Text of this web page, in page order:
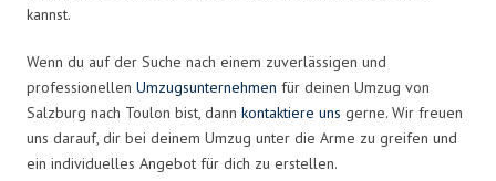
kannst.
Wenn du auf der Suche nach einem zuverlässigen und
professionellen Umzugsunternehmen für deinen Umzug von
Salzburg nach Toulon bist, dann kontaktiere uns gerne. Wir freuen
uns darauf, dir bei deinem Umzug unter die Arme zu greifen und
ein individuelles Angebot für dich zu erstellen.